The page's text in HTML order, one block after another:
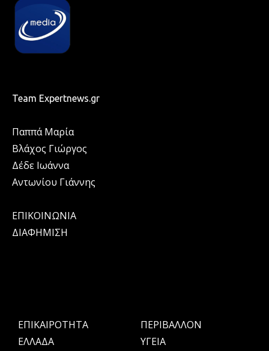
Team Expertnews.gr
Παππά Μαρία
Βλάχος Γιώργος
Δέδε Ιωάννα
Αντωνίου Γιάννης
ΕΠΙΚΟΙΝΩΝΙΑ
ΔΙΑΦΗΜΙΣΗ
ΕΠΙΚΑΙΡΟΤΗΤΑ
ΕΛΛΑΔΑ
ΠΕΡΙΒΑΛΛΟΝ
ΥΓΕΙΑ